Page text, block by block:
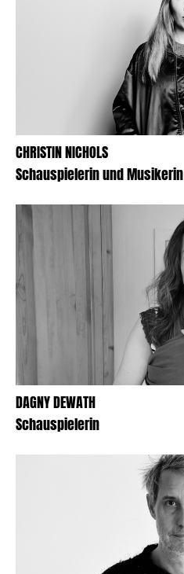
CHRISTIN NICHOLS
Schauspielerin und Musikerin
DAGNY DEWATH
Schauspielerin